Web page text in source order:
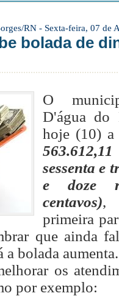
RN - Sexta-feira, 07 de
bolada de
O
D'água do
hoje (10) a
sessenta e
e doze
centavos),
primeira
que ainda
a bolada aumenta.
os
por exemplo: